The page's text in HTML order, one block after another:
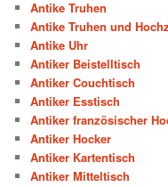
Antike Truhen
Antike Truhen und
Antike Uhr
Antiker Beistelltisch
Antiker Couchtisch
Antiker Esstisch
Antiker französischer
Antiker Hocker
Antiker Kartentisch
Antiker Mitteltisch